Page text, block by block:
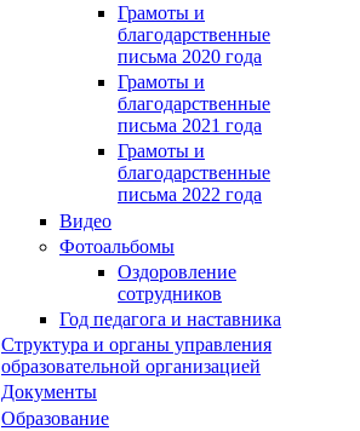
Грамоты и
благодарственные
письма 2020 года
Грамоты и
благодарственные
письма 2021 года
Грамоты и
благодарственные
письма 2022 года
Видео
Фотоальбомы
Оздоровление
сотрудников
Год педагога и наставника
Структура и органы управления
образовательной организацией
Документы
Образование